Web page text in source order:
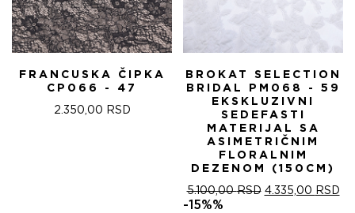
FRANCUSKA ČIPKA
CP066 - 47
2.350,00 RSD
BROKAT SELECTION
BRIDAL PM068 - 59
EKSKLUZIVNI
SEDEFASTI
MATERIJAL SA
ASIMETRIČNIM
FLORALNIM
DEZENOM (150CM)
5.100,00RSD ОРИГИНАЛНА
4.335,00 RSD
-15%%